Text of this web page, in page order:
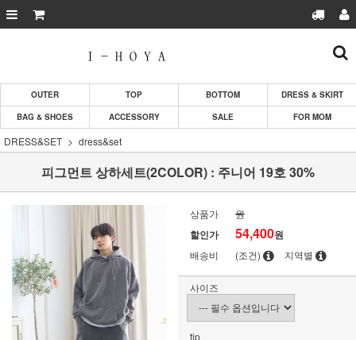
OUTER TOP BOTTOM
DRESS & SKIRT
BAG & SHOES
ACCESSORY SALE FOR MOM
DRESS&SET dress&set
피그먼트 상하세트(2COLOR) : 주니어 19호 30%
상품가 원
할인가 54,400원
배송비 (조건) 지역별
사이즈
tip